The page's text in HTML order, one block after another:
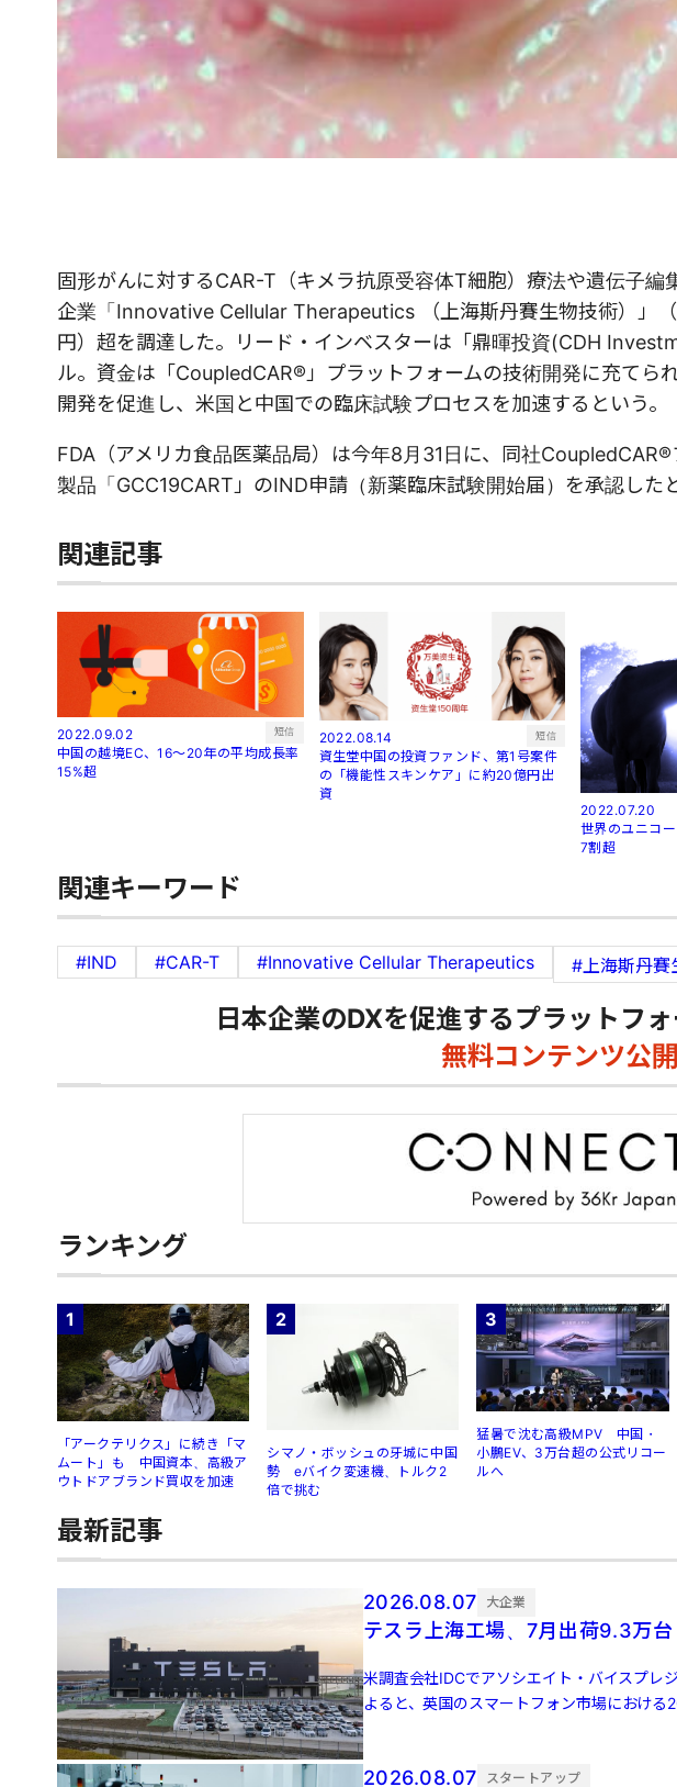
固形がんに対するCAR-T（キメラ抗原受容体T細胞）療法や遺伝子
企業「Innovative Cellular Therapeutics （上海斯丹賽生物技術）」
円）超を調達した。リード・インベスターは「鼎暉投資(CDH
ル。資金は「CoupledCAR®」プラットフォームの技術開発に充てら
開発を促進し、米国と中国での臨床試験プロセスを加速するという。
FDA（アメリカ食品医薬品局）は今年8月31日に、同社
製品「GCC19CART」のIND申請（新薬臨床試験開始届）を承認した
関連記事
2022.09.02 短信
中国の越境EC、16～20年の平均成長率
15%超
2022.08.14 短信
資生堂中国の投資ファンド、第1号案件
の「機能性スキンケア」に約20億円出
資
2022.07.20
世界のユニコ
7割超
関連キーワード
#IND #CAR-T #Innovative Cellular Therapeutics #上海斯丹賽
日本企業のDXを促進するプラットフ
無料コンテンツ公
ランキング
1
「アークテリクス」に続き「マ
ムート」も 中国資本、高級ア
ウトドアブランド買収を加速
2
シマノ・ボッシュの牙城に中国
勢 eバイク変速機、トルク2
倍で挑む
3
猛暑で沈む高級MPV 中国・
小鵬EV、3万台超の公式リコー
ルへ
最新記事
2026.08.07 大企業
テスラ上海工場、7月出荷9.3万
米調査会社IDCでアソシエイト・バイスプレ
よると、英国のスマートフォン市場におけ
増 […]
2026.08.07 スタートアップ